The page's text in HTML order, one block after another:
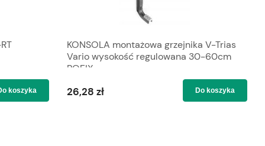
koszyka
KONSOLA montażowa grzejnika V-Trias
Vario wysokość regulowana 30-60cm
ROFIX
26,28 zł Do koszyka